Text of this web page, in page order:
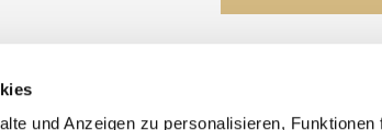
und Anzeigen zu personalisieren, Funktionen